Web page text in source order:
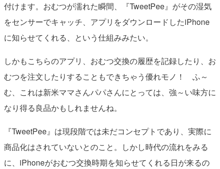
付けます。おむつが濡れた瞬間、『TweetPee』がその湿気
をセンサーでキャッチ、アプリをダウンロードしたiPhone
に知らせてくれる、という仕組みみたい。
しかもこちらのアプリ、おむつ交換の履歴を記録したり、お
むつを注文したりすることもできちゃう優れモノ！ ふ～
む、これは新米ママさんパパさんにとっては、強～い味方に
なり得る良品かもしれませんね。
『TweetPee』は現段階では未だコンセプトであり、実際に
商品化はされていないとのこと。しかし時代の流れをみる
に、iPhoneがおむつ交換時期を知らせてくれる日が来るの